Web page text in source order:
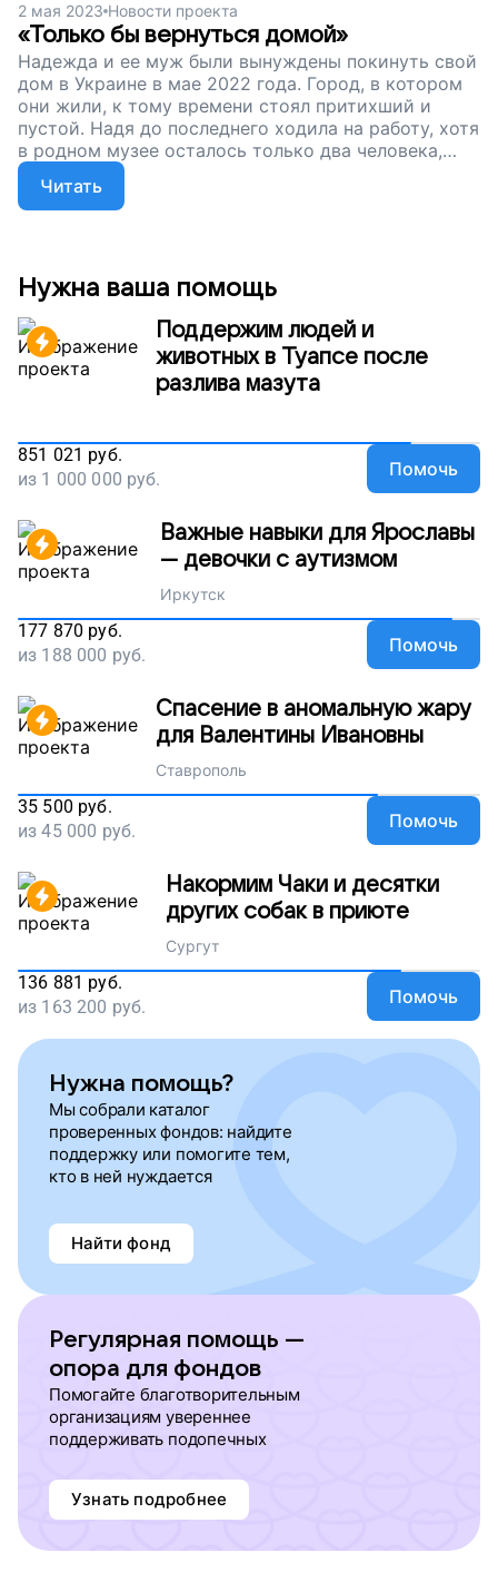
2 мая 2023 Новости проекта
«Только бы вернуться домой»
Надежда и ее муж были вынуждены покинуть свой
дом в Украине в мае 2022 года. Город, в котором
они жили, к тому времени стоял притихший и
пустой. Надя до последнего ходила на работу, хотя
в родном музее осталось только два человека,
остальные музейщики разъехались.«Я хочу домой,
в гущу событий. Родной город, я всех знаю, меня
все знают. Мы вернемся обязательно, я не могу без
помогает ей и другим беженцам, которые
начинают жизнь заново. Сейчас наш сбор
продолжается! Давайте поддержим тех, кто
вынужденно оставил родные места.
Читать
Нужна ваша помощь
Поддержим людей и
животных в Туапсе после
разлива мазута
851 021 руб.
из 1 000 000 руб. Помочь
Важные навыки для Ярославы
— девочки с аутизмом
Иркутск
177 870 руб.
из 188 000 руб. Помочь
Спасение в аномальную жару
для Валентины Ивановны
Ставрополь
35 500 руб.
из45 000 руб. Помочь
Накормим Чаки и десятки
других собак в приюте
Сургут
136 881 руб.
из 163 200 руб. Помочь
Нужна помощь?
Мы собрали каталог
проверенных фондов: найдите
поддержку или помогите тем,
кто в ней нуждается
Найти фонд
Регулярная помощь —
опора для фондов
Помогайте благотворительным
организациям увереннее
поддерживать подопечных
Узнать подробнее